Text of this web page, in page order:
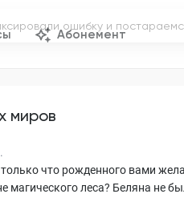
Абонемент
миров
что рожденного вами
магического леса? Беляна не